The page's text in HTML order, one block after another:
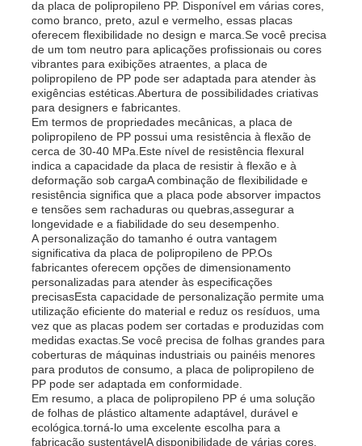
Casa
Produtos
Quem Somos
Fábrica
Controle de Qualidade
Fale Conosco
notícias
Todos os casos
Pedir um orçamento
da placa de polipropileno PP. Disponível em várias cores,
como branco, preto, azul e vermelho, essas placas
oferecem flexibilidade no design e marca.Se você precisa
de um tom neutro para aplicações profissionais ou cores
vibrantes para exibições atraentes, a placa de
polipropileno de PP pode ser adaptada para atender às
exigências estéticas.Abertura de possibilidades criativas
para designers e fabricantes.
Em termos de propriedades mecânicas, a placa de
polipropileno de PP possui uma resistência à flexão de
cerca de 30-40 MPa.Este nível de resistência flexural
indica a capacidade da placa de resistir à flexão e à
deformação sob cargaA combinação de flexibilidade e
resistência significa que a placa pode absorver impactos
e tensões sem rachaduras ou quebras,assegurar a
longevidade e a fiabilidade do seu desempenho.
A personalização do tamanho é outra vantagem
significativa da placa de polipropileno de PP.Os
fabricantes oferecem opções de dimensionamento
personalizadas para atender às especificações
precisasEsta capacidade de personalização permite uma
utilização eficiente do material e reduz os resíduos, uma
vez que as placas podem ser cortadas e produzidas com
medidas exactas.Se você precisa de folhas grandes para
coberturas de máquinas industriais ou painéis menores
para produtos de consumo, a placa de polipropileno de
PP pode ser adaptada em conformidade.
Em resumo, a placa de polipropileno PP é uma solução
de folhas de plástico altamente adaptável, durável e
ecológica.torná-lo uma excelente escolha para a
fabricação sustentávelA disponibilidade de várias cores,